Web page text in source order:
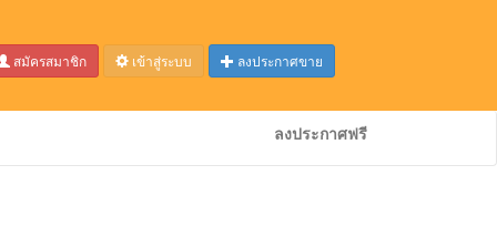
สมัครสมาชิก เข้าสู่ระบบ ลงประกาศขาย
ลงประกาศฟรี